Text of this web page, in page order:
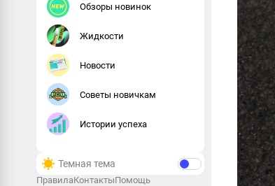
Обзоры новинок
Жидкости
Новости
Советы новичкам
Истории успеха
Темная тема
ПравилаКонтактыПомощь